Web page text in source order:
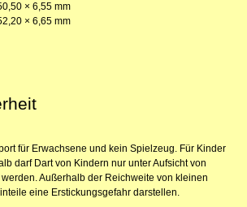
× 6,55 mm
× 6,65 mm
für Erwachsene und kein Spielzeug. Für Kinder
darf Dart von Kindern nur unter Aufsicht von
Außerhalb der Reichweite von kleinen
eine Erstickungsgefahr darstellen.